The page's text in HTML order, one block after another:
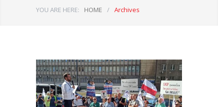
YOU ARE HERE: HOME / Archives